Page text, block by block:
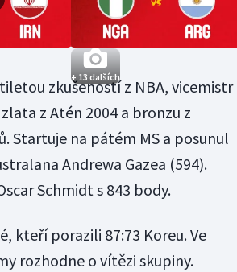
+ 13 dalších
zkušeností z NBA, vicemistr
z Atén 2004 a bronzu z
Startuje na pátém MS a posunul
Andrewa Gazea (594).
Schmidt s 843 body.
kteří porazili 87:73 Koreu. Ve
rozhodne o vítězi skupiny.